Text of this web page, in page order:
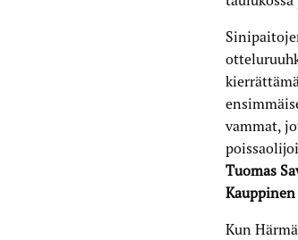
vammat,
Tuomas
Kauppinen
Kun